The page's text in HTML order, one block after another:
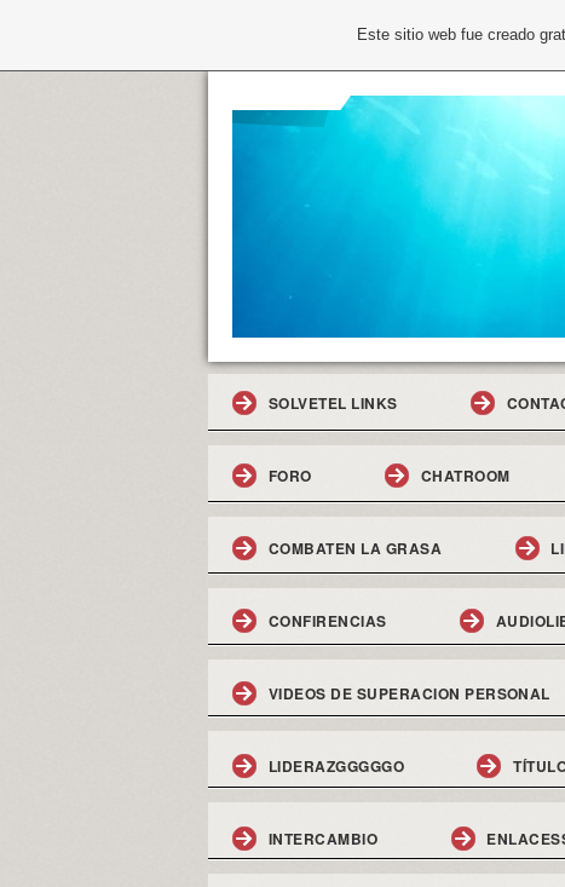
SOLVETEL LINKS
FORO CHATROOM
COMBATEN LA GRASA
CONFIRENCIAS
VIDEOS DE SUPERACION PERSONAL
LIDERAZGGGGGO
INTERCAMBIO
Este sitio web fue creado